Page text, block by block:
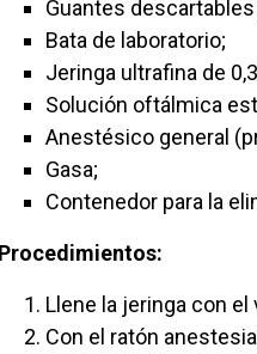
Guantes
Bata de laboratorio;
Jeringa ultrafina de
Solución oftálmica
Anestésico general
Gasa;
Contenedor para la
Procedimientos:
Llene la jeringa con
Con el ratón